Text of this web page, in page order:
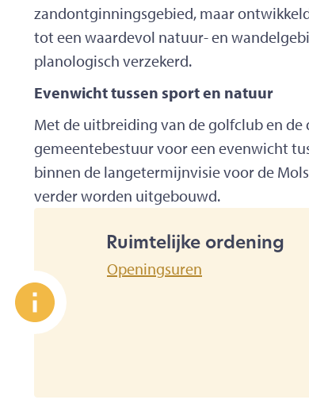
zandontginningsgebied, maar
tot een waardevol natuur- en
planologisch verzekerd.
Evenwicht tussen sport en natuur
Met de uitbreiding van de golfclub en
gemeentebestuur voor een evenwicht
binnen de langetermijnvisie voor de
verder worden uitgebouwd.
contact
Ruimtelijke ordening
Openingsuren